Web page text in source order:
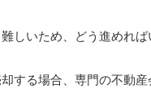
しいため、どう進めれば
する場合、専門の不動